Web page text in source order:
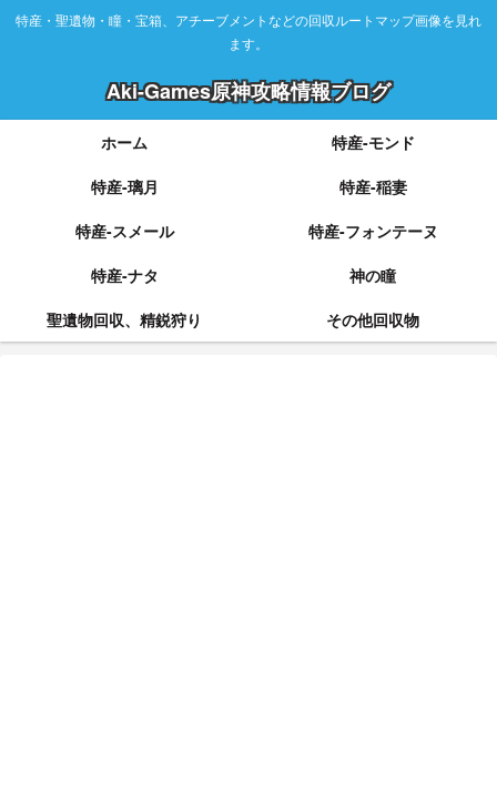
特産・聖遺物・瞳・宝箱、アチーブメントなどの回収ルートマップ画像を見れ
ます。
Aki-Games原神攻略情報ブログ
ホーム
特産-モンド
特産-璃月
特産-稲妻
特産-スメール
特産-フォンテーヌ
特産-ナタ
神の瞳
聖遺物回収、精鋭狩り
その他回収物